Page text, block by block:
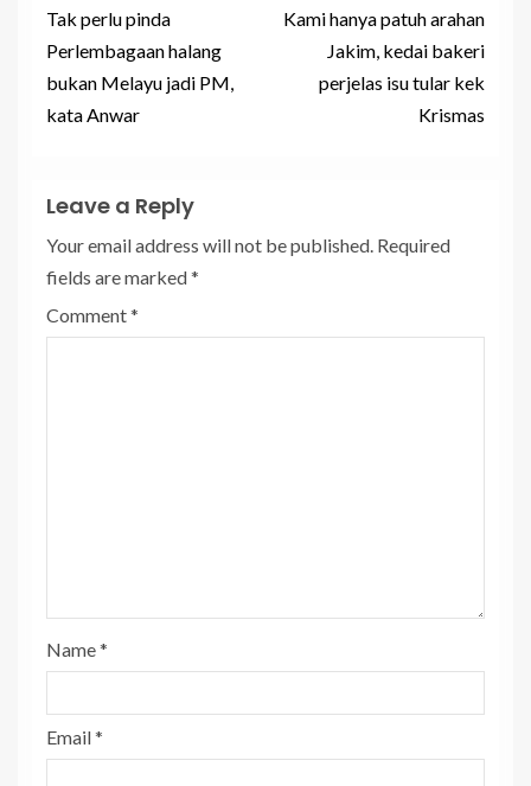
Tak perlu pinda
Perlembagaan halang
bukan Melayu jadi PM,
kata Anwar
Kami hanya patuh arahan
Jakim, kedai bakeri
perjelas isu tular kek
Krismas
Leave a Reply
Your email address will not be published. Required
fields are marked*
Comment*
Name*
Email*